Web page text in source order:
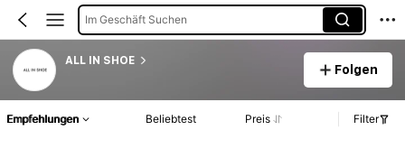
Im Geschäft Suchen
ALL IN SHOE
Folgen
Empfehlungen Beliebtest Preis Filter